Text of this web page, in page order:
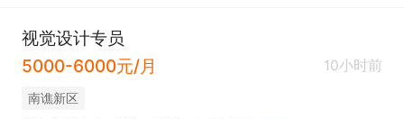
视觉设计专员
5000-6000元/月
10小时前
南谯新区